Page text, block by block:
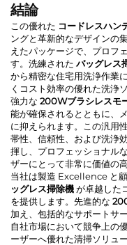
結論
この優れた コードレスハン
ングと革新的なデザインの
えたパッケージで、プロフ
す。洗練された バッグレス
から精密な住宅用洗浄作業
くコスト効率の優れた洗浄
強力な 200Wブラシレスモ
能が確保されるとともに、
に抑えられます。この汎用
帯性、信頼性、および洗浄
揮し、プロフェッショナル
ザーにとって非常に価値の
当社は製造 Excellence と
ッグレス掃除機が卓越した
を提供します。先進的な
加え、包括的なサポートサ
自社市場において競争上の
ーザーへ優れた清掃ソリュ